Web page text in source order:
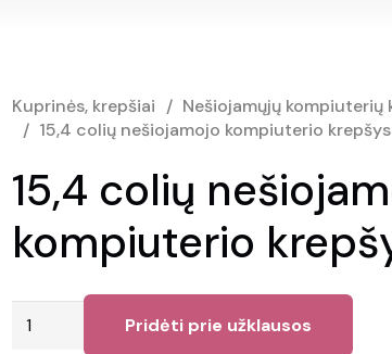
Kuprinės, krepšiai / Nešiojamųjų kompiuterių
/ 15,4 colių nešiojamojo kompiuterio krepšys
15,4 colių
kompiuterio
produkto
Pridėti prie užklausos